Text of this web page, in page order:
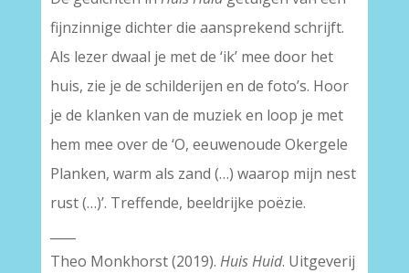
fijnzinnige dichter die aansprekend schrijft.
Als lezer dwaal je met de ‘ik’ mee door het
huis, zie je de schilderijen en de foto’s. Hoor
je de klanken van de muziek en loop je met
hem mee over de ‘O, eeuwenoude Okergele
Planken, warm als zand (…) waarop mijn nest
rust (…)’. Treffende, beeldrijke poëzie.
Theo Monkhorst (2019). Huis Huid. Uitgeverij